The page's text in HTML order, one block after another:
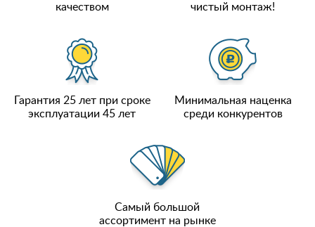
качеством
чистый монтаж!
Гарантия 25 лет при сроке
эксплуатации 45 лет
Минимальная наценка
среди конкурентов
Самый большой
ассортимент на рынке